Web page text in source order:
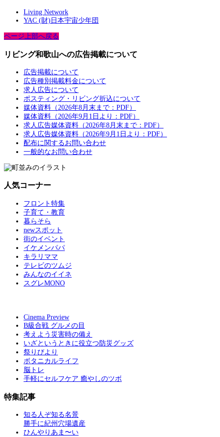
Living Network
YAC (財)日本宇宙少年団
ページ上部へ戻る
リビング和歌山への広告掲載について
広告掲載について
広告種別掲載料金について
求人広告について
ポスティング・リビング折込について
媒体資料（2026年8月末まで：PDF）
媒体資料（2026年9月1日より：PDF）
求人広告媒体資料（2026年8月末まで：PDF）
求人広告媒体資料（2026年9月1日より：PDF）
配布に関するお問い合わせ
一般的なお問い合わせ
人気コーナー
フロント特集
子育て・教育
暮らそら
newスポット
街のイベント
イケメンパパ
キラリママ
テレビのツムジ
みんなのイイネ
スグレMONO
Cinema Preview
B級合戦 グルメの目
考えよう災害時の備え
いざというときに役立つ防災グッズ
祭りびより
ボタニカルライフ
脳トレ
手軽にセルフケア 癒やしのツボ
特集記事
知る人ぞ知る名景
勝手に紀州穴場遺産
ひんやりあま〜い